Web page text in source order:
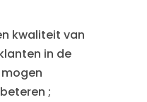
kwaliteit van
in de
;